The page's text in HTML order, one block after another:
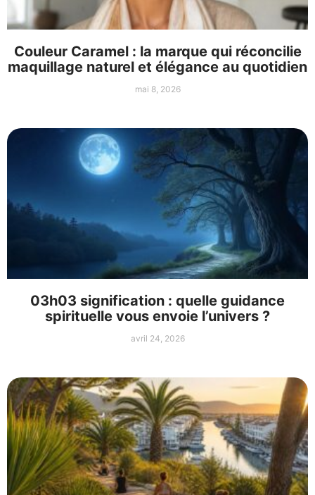
Couleur Caramel : la marque qui réconcilie
maquillage naturel et élégance au quotidien
mai 8, 2026
03h03 signification : quelle guidance
spirituelle vous envoie l’univers ?
avril 24, 2026